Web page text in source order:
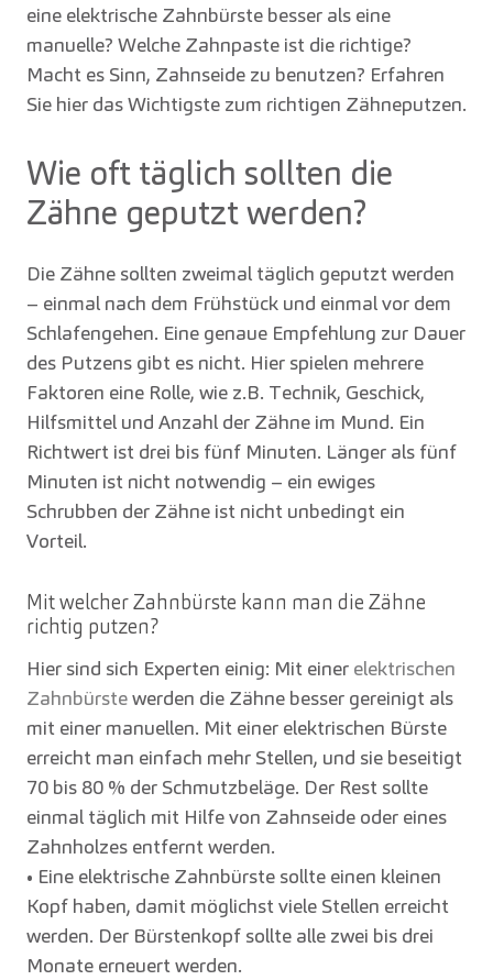
eine elektrische Zahnbürste besser als eine
manuelle? Welche Zahnpaste ist die richtige?
Macht es Sinn, Zahnseide zu benutzen? Erfahren
Sie hier das Wichtigste zum richtigen Zähneputzen.
Wie oft täglich sollten die
Zähne geputzt werden?
Die Zähne sollten zweimal täglich geputzt werden
– einmal nach dem Frühstück und einmal vor dem
Schlafengehen. Eine genaue Empfehlung zur Dauer
des Putzens gibt es nicht. Hier spielen mehrere
Faktoren eine Rolle, wie z.B. Technik, Geschick,
Hilfsmittel und Anzahl der Zähne im Mund. Ein
Richtwert ist drei bis fünf Minuten. Länger als fünf
Minuten ist nicht notwendig – ein ewiges
Schrubben der Zähne ist nicht unbedingt ein
Vorteil.
Mit welcher Zahnbürste kann man die Zähne
richtig putzen?
Hier sind sich Experten einig: Mit einer elektrischen
Zahnbürstewerden die Zähne besser gereinigt als
mit einer manuellen. Mit einer elektrischen Bürste
erreicht man einfach mehr Stellen, und sie beseitigt
70 bis 80 % der Schmutzbeläge. Der Rest sollte
einmal täglich mit Hilfe von Zahnseide oder eines
Zahnholzes entfernt werden.
• Eine elektrische Zahnbürste sollte einen kleinen
Kopf haben, damit möglichst viele Stellen erreicht
werden. Der Bürstenkopf sollte alle zwei bis drei
Monate erneuert werden.